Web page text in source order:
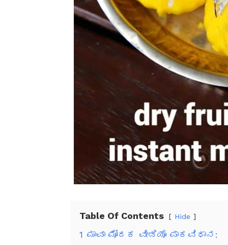
Table Of Contents Hide
1 ಮಾವಾ ಮೋದಕ ವೀಡಿಯೊ ಪಾಕವಿಧಾನ: